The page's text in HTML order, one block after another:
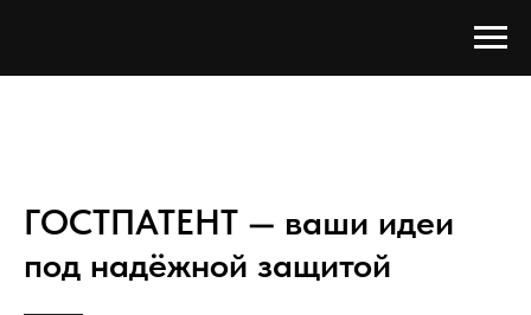
ГОСТПАТЕНТ — ваши идеи
под надёжной защитой